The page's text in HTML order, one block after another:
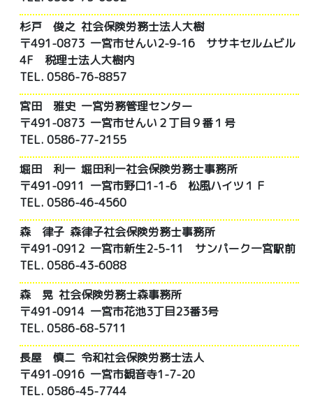
杉戸 俊之 社会保険労務士法人大樹
〒491-0873 一宮市せんい2-9-16 ササキセルムビル
4F 税理士法人大樹内
TEL. 0586-76-8857
宮田 雅史一宮労務管理センター
〒491-0873 一宮市せんい２丁目９番１号
TEL. 0586-77-2155
堀田 利一 堀田利一社会保険労務士事務所
〒491-0911 一宮市野口1-1-6 松風ハイツ１Ｆ
TEL. 0586-46-4560
森 律子 森律子社会保険労務士事務所
〒491-0912 一宮市新生2-5-11 サンパーク一宮駅前
TEL. 0586-43-6088
森 晃 社会保険労務士森事務所
〒491-0914 一宮市花池3丁目23番3号
TEL. 0586-68-5711
長屋 慎二 令和社会保険労務士法人
〒491-0916 一宮市観音寺1-7-20
TEL. 0586-45-7744